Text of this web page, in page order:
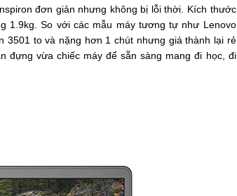
đơn giản nhưng không bị lỗi thời. Kích thước
1.9kg. So với các mẫu máy tương tự như Lenovo
3501 to và nặng hơn 1 chút nhưng giá thành lại rẻ
đựng vừa chiếc máy để sẵn sàng mang đi học, đi